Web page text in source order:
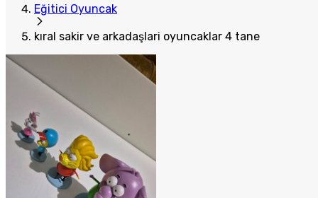
Eğitici Oyuncak
kıral sakir ve arkadaşlari oyuncaklar 4 tane